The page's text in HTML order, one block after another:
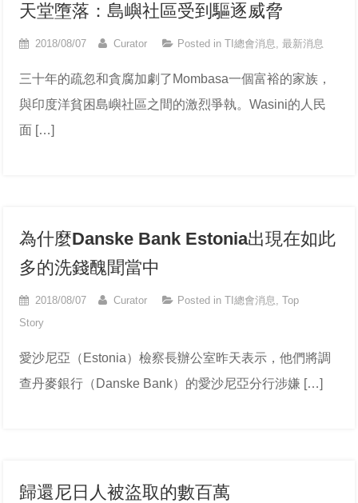
天堂墮落：島嶼社區受到驅逐威脅
2018/08/07 Curator Posted inTI總會消息,最新消息
三十年的疏忽和貪腐加劇了Mombasa一個富裕的家族，
與印度洋貧困島嶼社區之間的激烈爭執。Wasini的人民
面 […]
為什麼Danske Bank Estonia出現在如此
多的洗錢醜聞當中
2018/08/07 Curator Posted inTI總會消息,Top
Story
愛沙尼亞（Estonia）檢察長辦公室昨天表示，他們將調
查丹麥銀行（Danske Bank）的愛沙尼亞分行涉嫌 […]
歸還尼日人被盜取的數百萬